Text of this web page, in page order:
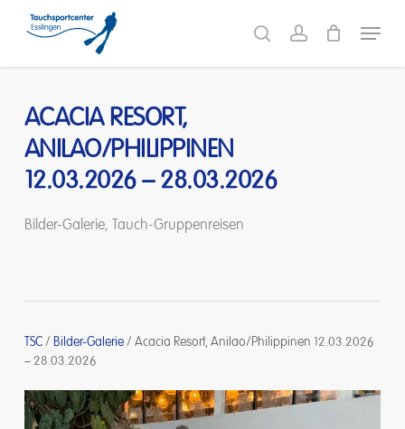
main
searchaccount
Menu
ACACIA RESORT,
ANILAO/PHILIPPINEN
12.03.2026 – 28.03.2026
Bilder-Galerie, Tauch-Gruppenreisen
TSC/ Bilder-Galerie/ Acacia Resort, Anilao/Philippinen 12.03.2026
– 28.03.2026